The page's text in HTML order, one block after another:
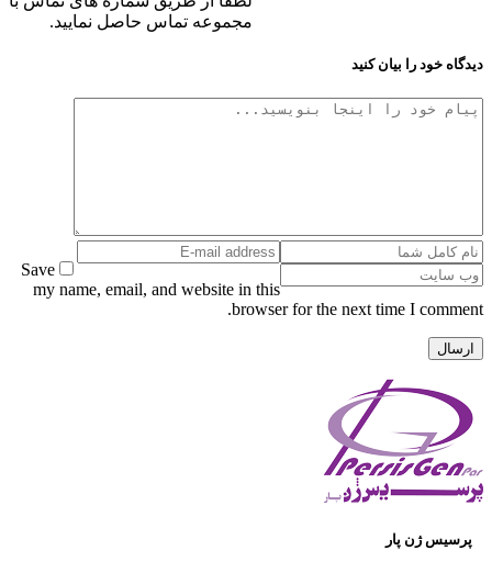
مجموعه تماس حاصل نمایید.
دیدگاه خود را بیان کنید
Save
my name, email, and website in this
browser for the next time I comment.
پرسیس ژن پار